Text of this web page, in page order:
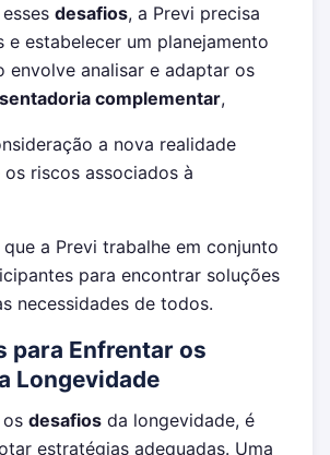
desafios, a Previ precisa
e estabelecer um planejamento
envolve analisar e adaptar os
complementar,
a nova realidade
riscos associados à
a Previ trabalhe em conjunto
para encontrar soluções
necessidades de todos.
para Enfrentar os
Longevidade
desafios da longevidade, é
estratégias adequadas. Uma